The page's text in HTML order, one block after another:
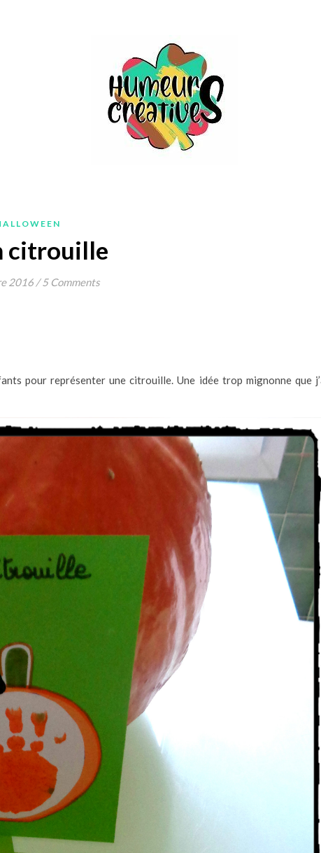
citrouille
2016 / 5 Comments
pour représenter une citrouille. Une idée trop mignonne que